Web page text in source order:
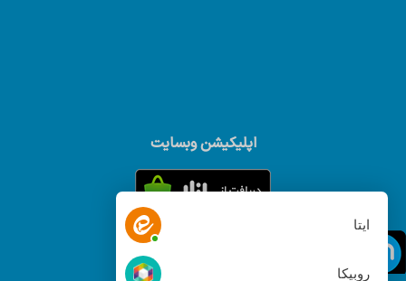
اپلیکیشن وبسایت
ایتا
روبیکا